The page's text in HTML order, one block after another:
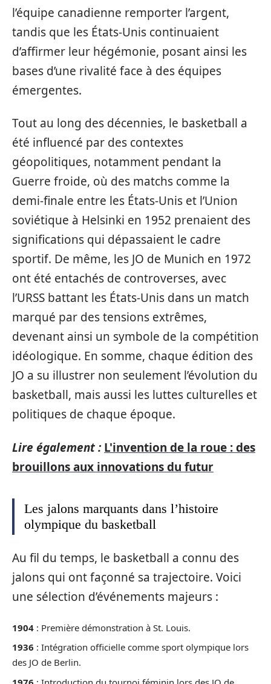
l’équipe canadienne remporter l’argent,
tandis que les États-Unis continuaient
d’affirmer leur hégémonie, posant ainsi les
bases d’une rivalité face à des équipes
émergentes.
Tout au long des décennies, le basketball a
été influencé par des contextes
géopolitiques, notamment pendant la
Guerre froide, où des matchs comme la
demi-finale entre les États-Unis et l’Union
soviétique à Helsinki en 1952 prenaient des
significations qui dépassaient le cadre
sportif. De même, les JO de Munich en 1972
ont été entachés de controverses, avec
l’URSS battant les États-Unis dans un match
marqué par des tensions extrêmes,
devenant ainsi un symbole de la compétition
idéologique. En somme, chaque édition des
JO a su illustrer non seulement l’évolution du
basketball, mais aussi les luttes culturelles et
politiques de chaque époque.
Lire également : L'invention de la roue : des
brouillons aux innovations du futur
Les jalons marquants dans l’histoire
olympique du basketball
Au fil du temps, le basketball a connu des
jalons qui ont façonné sa trajectoire. Voici
une sélection d’événements majeurs :
1904 : Première démonstration à St. Louis.
1936 : Intégration officielle comme sport olympique lors
des JO de Berlin.